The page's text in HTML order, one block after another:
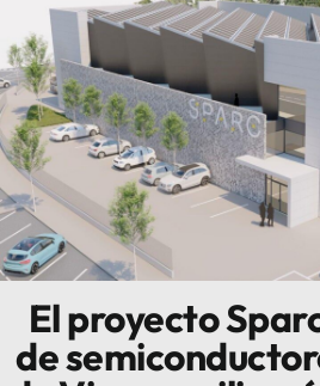
Memoria Histórica
Gastronomía
Escenarios
Sostenibilidad
Innova
El proyecto
de